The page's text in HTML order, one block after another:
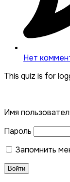
Нет
This quiz is for
Имя
Пароль
Запомнить